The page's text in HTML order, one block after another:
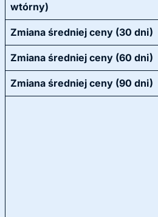
wtórny)
Zmiana średniej ceny (30 dni)
Zmiana średniej ceny (60 dni)
Zmiana średniej ceny (90 dni)